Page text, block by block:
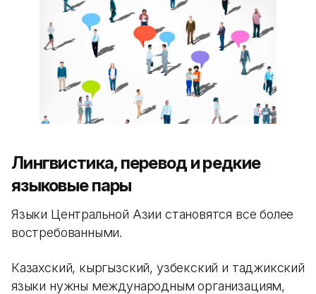
Лингвистика, перевод и редкие
языковые пары
Языки Центральной Азии становятся все более
востребованными.
Казахский, кыргызский, узбекский и таджикский
языки нужны международным организациям,